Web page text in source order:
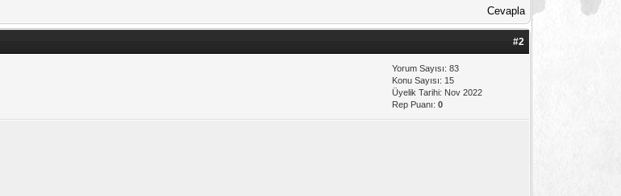
Cevapla
#2
Yorum Sayısı: 83
Konu Sayısı: 15
Üyelik Tarihi: Nov 2022
Rep Puanı:0